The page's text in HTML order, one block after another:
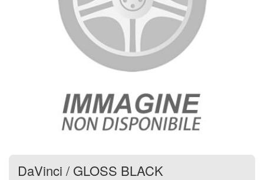
DaVinci / GLOSS BLACK